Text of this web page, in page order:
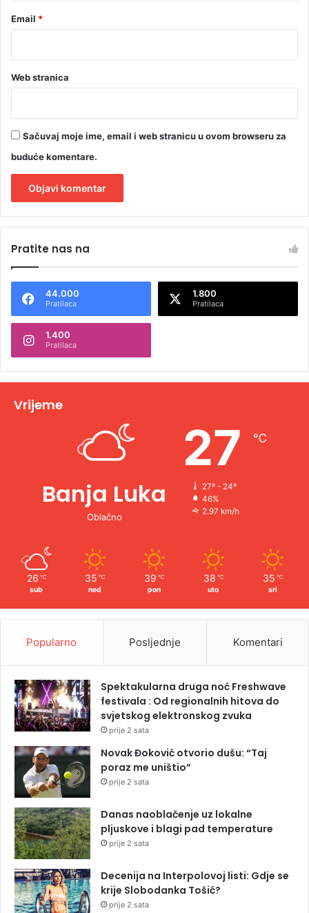
Email *
Web stranica
Sačuvaj moje ime, email i web stranicu u ovom browseru za
buduće komentare.
t
n
t
v
Pratite nas na
44.000
Pratilaca
1.800
Pratilaca
1.400
Pratilaca
Vrijeme
Banja Luka
Oblačno
27 ℃
27º - 24º
46%
2.97 km/h
26 ℃
sub
35 ℃
ned
39 ℃
pon
38 ℃
uto
35 ℃
sri
Popularno Posljednje Komentari
Spektakularna druga noć Freshwave
festivala : Od regionalnih hitova do
svjetskog elektronskog zvuka
prije 2 sata
Novak Đoković otvorio dušu: “Taj
poraz me uništio”
prije 2 sata
Danas naoblačenje uz lokalne
pljuskove i blagi pad temperature
prije 2 sata
Decenija na Interpolovoj listi: Gdje se
krije Slobodanka Tošić?
prije 2 sata